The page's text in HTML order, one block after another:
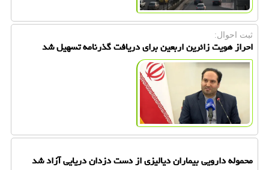
ثبت احوال:
احراز هویت زائرین اربعین برای دریافت گذرنامه تسهیل شد
محموله دارویی بیماران دیالیزی از دست دزدان دریایی آزاد شد